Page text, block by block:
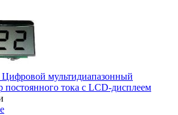
мультидиапазонный
постоянного тока с LCD-дисплеем